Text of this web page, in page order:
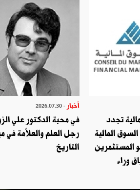
تجدد
المالية
المستثمرين
وراء
أخبار - 2026.07.30
في محبة الدكتور علي
رجل العلم والعلاّمة في
التاريخ